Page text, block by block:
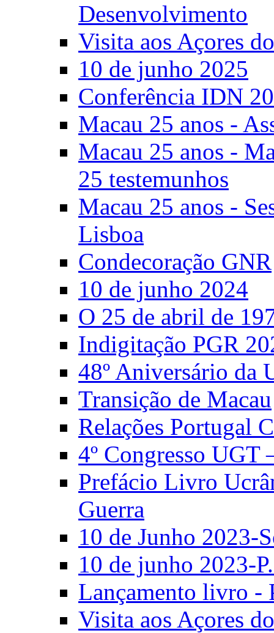
Desenvolvimento
Visita aos Açores
10 de junho 2025
Conferência IDN
Macau 25 anos -
Macau 25 anos -
25 testemunhos
Macau 25 anos -
Lisboa
Condecoração GNR
10 de junho 2024
O 25 de abril de
Indigitação PGR
48º Aniversário da
Transição de Macau
Relações Portugal
4º Congresso UGT
Prefácio Livro
Guerra
10 de Junho 2023-
10 de junho 2023-
Lançamento livro -
Visita aos Açores